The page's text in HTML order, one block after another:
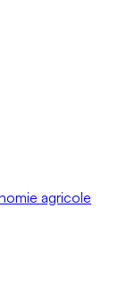
agricole